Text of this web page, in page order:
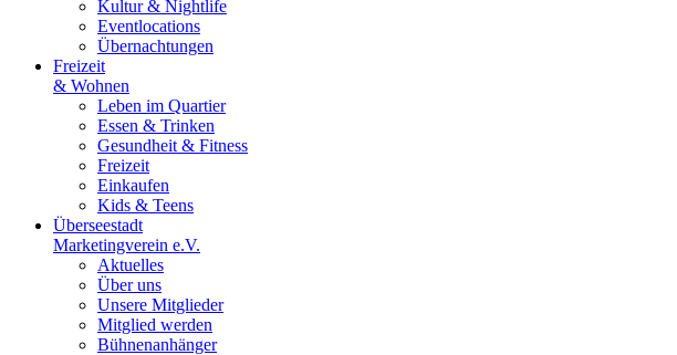
Kultur & Nightlife
Eventlocations
Übernachtungen
Freizeit
& Wohnen
Leben im Quartier
Essen & Trinken
Gesundheit & Fitness
Freizeit
Einkaufen
Kids & Teens
Überseestadt
Marketingverein e.V.
Aktuelles
Über uns
Unsere Mitglieder
Mitglied werden
Bühnenanhänger